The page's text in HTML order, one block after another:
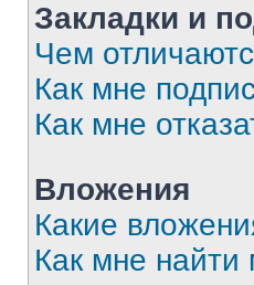
Закладки и
Чем
Как мне
Как мне
Вложения
Какие
Как мне